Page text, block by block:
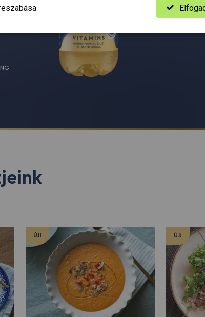
ÚJ! ÚJ!